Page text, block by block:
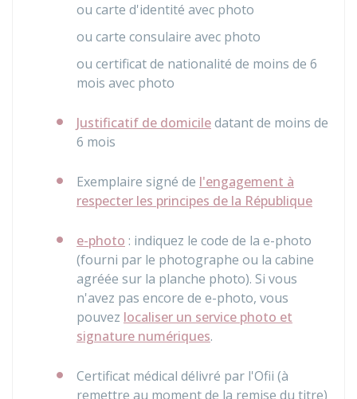
ou carte d'identité avec photo
ou carte consulaire avec photo
ou certificat de nationalité de moins de 6
mois avec photo
Justificatif de domiciledatant de moins de
6 mois
Exemplaire signé de l'engagement à
respecter les principes de la République
e-photo : indiquez le code de la e-photo
(fourni par le photographe ou la cabine
agréée sur la planche photo). Si vous
n'avez pas encore de e-photo, vous
pouvez localiser un service photo et
signature numériques.
Certificat médical délivré par l'Ofii (à
remettre au moment de la remise du titre)